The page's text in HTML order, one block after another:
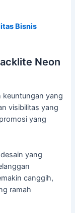
Bisnis
Neon
keuntungan yang
visibilitas yang
yang
yang
canggih,
ramah